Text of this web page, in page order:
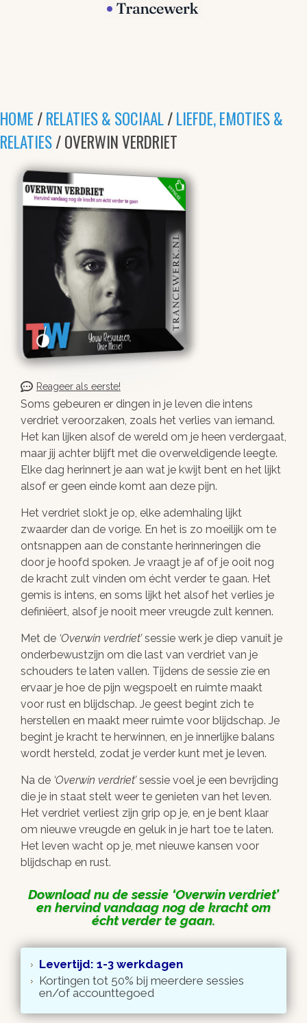
HOME/RELATIES & SOCIAAL/LIEFDE, EMOTIES &
RELATIES/ OVERWIN VERDRIET
Reageer als eerste!
Soms gebeuren er dingen in je leven die intens
verdriet veroorzaken, zoals het verlies van iemand.
Het kan lijken alsof de wereld om je heen verdergaat,
maar jij achter blijft met die overweldigende leegte.
Elke dag herinnert je aan wat je kwijt bent en het lijkt
alsof er geen einde komt aan deze pijn.
Het verdriet slokt je op, elke ademhaling lijkt
zwaarder dan de vorige. En het is zo moeilijk om te
ontsnappen aan de constante herinneringen die
door je hoofd spoken. Je vraagt je af of je ooit nog
de kracht zult vinden om écht verder te gaan. Het
gemis is intens, en soms lijkt het alsof het verlies je
definiëert, alsof je nooit meer vreugde zult kennen.
Met de Overwin verdrietsessie werk je diep vanuit je
onderbewustzijn om die last van verdriet van je
schouders te laten vallen. Tijdens de sessie zie en
ervaar je hoe de pijn wegspoelt en ruimte maakt
voor rust en blijdschap. Je geest begint zich te
herstellen en maakt meer ruimte voor blijdschap. Je
begint je kracht te herwinnen, en je innerlijke balans
wordt hersteld, zodat je verder kunt met je leven.
Na de Overwin verdrietsessie voel je een bevrijding
die je in staat stelt weer te genieten van het leven.
Het verdriet verliest zijn grip op je, en je bent klaar
om nieuwe vreugde en geluk in je hart toe te laten.
Het leven wacht op je, met nieuwe kansen voor
blijdschap en rust.
Download nu de sessie Overwin verdriet
en hervind vandaag nog de kracht om
écht verder te gaan.
Levertijd: 1-3 werkdagen
Kortingen tot 50% bij meerdere sessies
en/of accounttegoed